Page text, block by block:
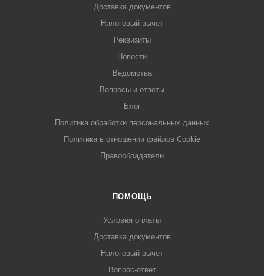
Доставка документов
Налоговый вычет
Реквизиты
Новости
Ведомства
Вопросы и ответы
Блог
Политика обработки персональных данных
Политика в отношении файлов Cookie
Правообладатели
ПОМОЩЬ
Условия оплаты
Доставка документов
Налоговый вычет
Вопрос-ответ